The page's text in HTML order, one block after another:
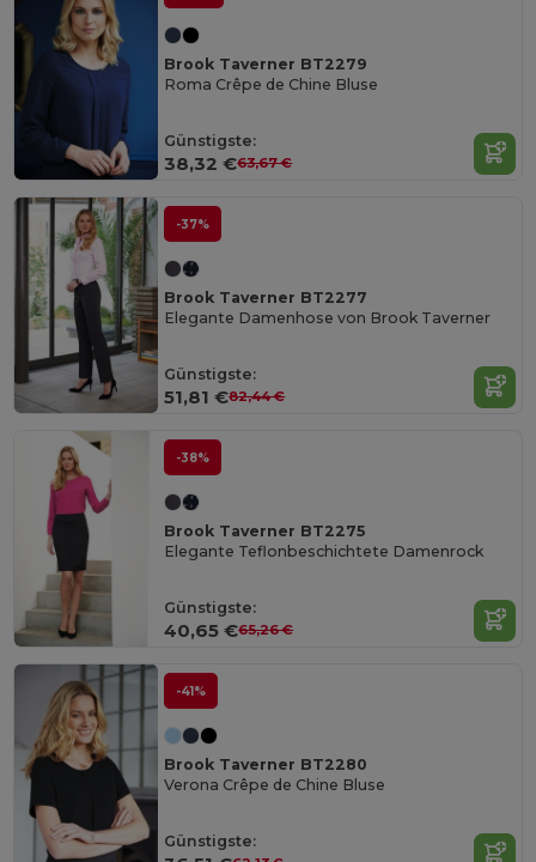
Brook Taverner BT2279
Roma Crêpe de Chine Bluse
Günstigste:
38,32 €63,67 €
-37%
Brook Taverner BT2277
Elegante Damenhose von Brook Taverner
Günstigste:
51,81 €82,44 €
-38%
Brook Taverner BT2275
Elegante Teflonbeschichtete Damenrock
Günstigste:
40,65 €65,26 €
-41%
Brook Taverner BT2280
Verona Crêpe de Chine Bluse
Günstigste: